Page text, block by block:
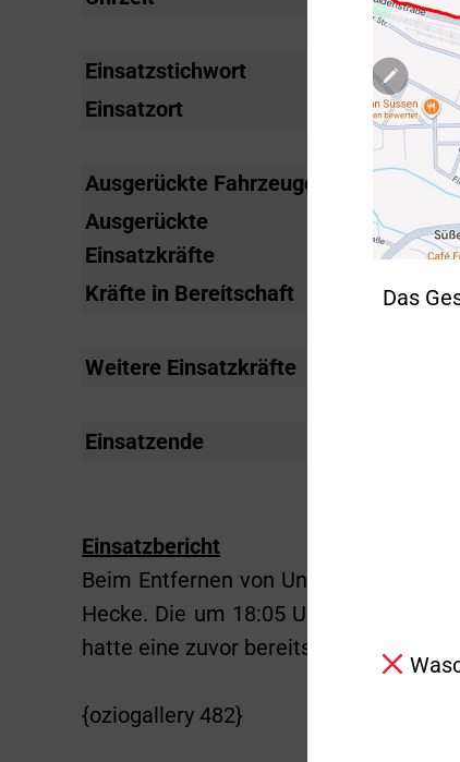
Einsatzstichwort
Brand B1
Einsatzort
Donzdorfer
Ausgerückte Fahrzeuge
KdoW, LF
Ausgerückte
Einsatzkräfte
Kräfte in Bereitschaft
Weitere Einsatzkräfte
Einsatzende
Einsatzbericht
Beim Entfernen von Unkraut mit
Hecke. Die um 18:05 Uhr alarmierte
hatte eine zuvor bereits eingetroffene
{oziogallery 482}
Das